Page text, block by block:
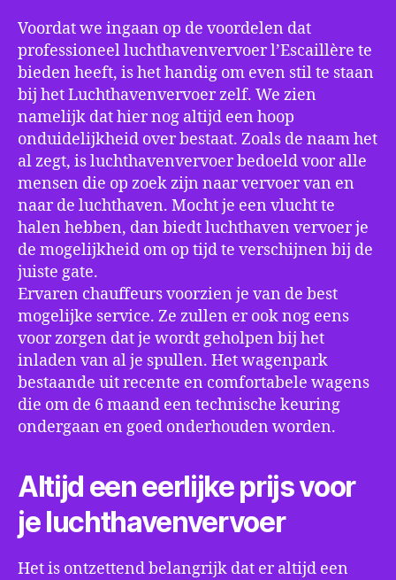
Voordat we ingaan op de voordelen dat
professioneel luchthavenvervoer l’Escaillère te
bieden heeft, is het handig om even stil te staan
bij het Luchthavenvervoer zelf. We zien
namelijk dat hier nog altijd een hoop
onduidelijkheid over bestaat. Zoals de naam het
al zegt, is luchthavenvervoer bedoeld voor alle
mensen die op zoek zijn naar vervoer van en
naar de luchthaven. Mocht je een vlucht te
halen hebben, dan biedt luchthaven vervoer je
de mogelijkheid om op tijd te verschijnen bij de
juiste gate.
Ervaren chauffeurs voorzien je van de best
mogelijke service. Ze zullen er ook nog eens
voor zorgen dat je wordt geholpen bij het
inladen van al je spullen. Het wagenpark
bestaande uit recente en comfortabele wagens
die om de 6 maand een technische keuring
ondergaan en goed onderhouden worden.
Altijd een eerlijke prijs voor
je luchthavenvervoer
Het is ontzettend belangrijk dat er altijd een